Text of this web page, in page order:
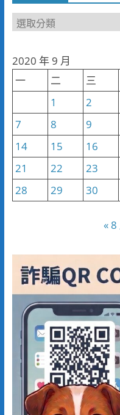
新
類
2020 年 9 月
一
二 三
1
2
7
8 9
14
15 16
21
22 23
28
29 30
« 8